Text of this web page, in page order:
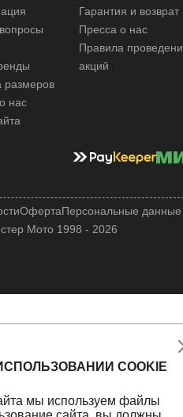
размеров
нас
Гарантия и возврат
Пресса о нас
Правила
акций
Мото 1998 - 2026
ОфертаПерсональные данные
COOKIE
мы используем файлы